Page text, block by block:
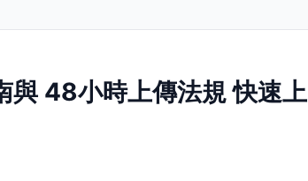
與 48小時上傳法規 快速上